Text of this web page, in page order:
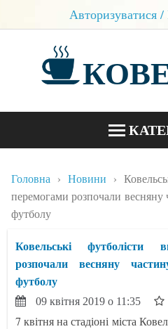
Авторизуватися /
Головна Новини
перемогами розпочали весняну
футболу
Ковельські футболісти
розпочали весняну
футболу
09 квітня 2019 о 11:35
7 квітня на стадіоні міста